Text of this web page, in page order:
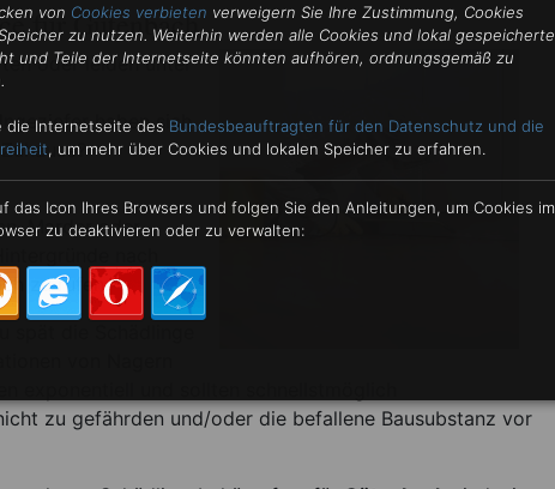
für Gütenbach
oder leiden unter
haben sich
Marder oder
nach
zu rufen.
die Schädlinge
von Nagern
exponentiell und sollten schnellstmöglich
zu gefährden und/oder die befallene Bausubstanz vor
von Cookies verbieten verweigern Sie Ihre Zustimmung, Cookies
zu nutzen. Weiterhin werden alle Cookies und lokal gespeicherte
und Teile der Internetseite könnten aufhören, ordnungsgemäß zu
die Internetseite des Bundesbeauftragten für den Datenschutz und die
, um mehr über Cookies und lokalen Speicher zu erfahren.
das Icon Ihres Browsers und folgen Sie den Anleitungen, um Cookies im
zu deaktivieren oder zu verwalten: